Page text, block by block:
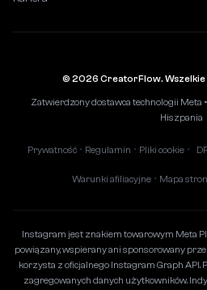
© 2026 CreatorFlow.
Zatwierdzony dostawca technologii Meta •
Hiszpania
Prywatność • Regulamin • Pliki cookie •
Warunki afiliacyjne • Mapa
Instagram jest znakiem towarowym Meta
powiązany, wspierany ani sponsorowany
korzysta z oficjalnego Instagram Graph API.
zagregowanych danych użytkowników.